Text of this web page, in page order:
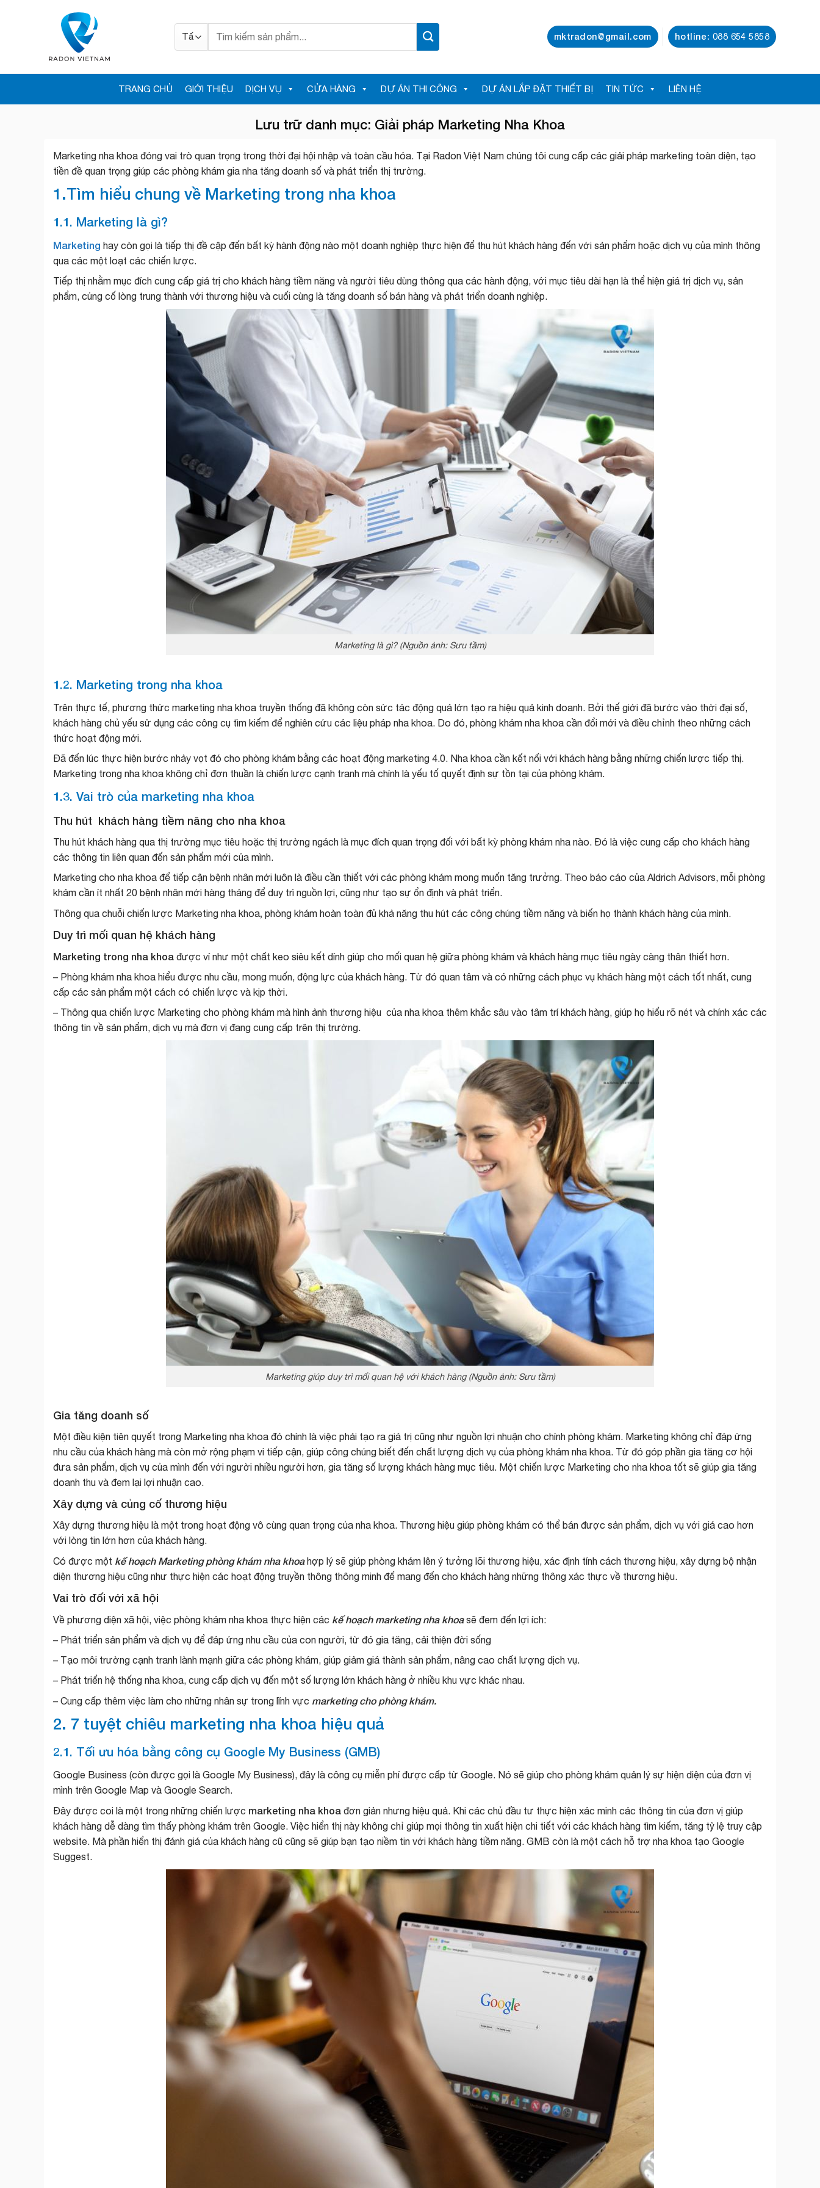
kiếm:
mktradon@gmail.com hotline: 088 654 5858
TRANG CHỦ GIỚI THIỆU DỊCH VỤ CỬA HÀNG DỰ ÁN THI CÔNG DỰ ÁN LẮP ĐẶT THIẾT BỊ TIN TỨC LIÊN HỆ
Lưu trữ danh mục: Giải pháp Marketing Nha Khoa
Marketing nha khoa đóng vai trò quan trọng trong thời đại hội nhập và toàn cầu hóa. Tại Radon Việt Nam chúng tôi cung cấp các giải pháp marketing toàn diện, tạo
tiền đề quan trọng giúp các phòng khám gia nha tăng doanh số và phát triển thị trường.
1.Tìm hiểu chung về Marketing trong nha khoa
1.1. Marketing là gì?
Marketing hay còn gọi là tiếp thị đề cập đến bất kỳ hành động nào một doanh nghiệp thực hiện để thu hút khách hàng đến với sản phẩm hoặc dịch vụ của mình thông
qua các một loạt các chiến lược.
Tiếp thị nhằm mục đích cung cấp giá trị cho khách hàng tiềm năng và người tiêu dùng thông qua các hành động, với mục tiêu dài hạn là thể hiện giá trị dịch vụ, sản
phẩm, củng cố lòng trung thành với thương hiệu và cuối cùng là tăng doanh số bán hàng và phát triển doanh nghiệp.
Marketing là gì? (Nguồn ảnh: Sưu tầm)
1.2. Marketing trong nha khoa
Trên thực tế, phương thức marketing nha khoa truyền thống đã không còn sức tác động quá lớn tạo ra hiệu quả kinh doanh. Bởi thế giới đã bước vào thời đại số,
khách hàng chủ yếu sử dụng các công cụ tìm kiếm để nghiên cứu các liệu pháp nha khoa. Do đó, phòng khám nha khoa cần đổi mới và điều chỉnh theo những cách
thức hoạt động mới.
Đã đến lúc thực hiện bước nhảy vọt đó cho phòng khám bằng các hoạt động marketing 4.0. Nha khoa cần kết nối với khách hàng bằng những chiến lược tiếp thị.
Marketing trong nha khoa không chỉ đơn thuần là chiến lược cạnh tranh mà chính là yếu tố quyết định sự tồn tại của phòng khám.
1.3. Vai trò của marketing nha khoa
Thu hút khách hàng tiềm năng cho nha khoa
Thu hút khách hàng qua thị trường mục tiêu hoặc thị trường ngách là mục đích quan trọng đối với bất kỳ phòng khám nha nào. Đó là việc cung cấp cho khách hàng
các thông tin liên quan đến sản phẩm mới của mình.
Marketing cho nha khoa để tiếp cận bệnh nhân mới luôn là điều cần thiết với các phòng khám mong muốn tăng trưởng. Theo báo cáo của Aldrich Advisors, mỗi phòng
khám cần ít nhất 20 bệnh nhân mới hàng tháng để duy trì nguồn lợi, cũng như tạo sự ổn định và phát triển.
Thông qua chuỗi chiến lược Marketing nha khoa, phòng khám hoàn toàn đủ khả năng thu hút các công chúng tiềm năng và biến họ thành khách hàng của mình.
Duy trì mối quan hệ khách hàng
Marketing trong nha khoa được ví như một chất keo siêu kết dính giúp cho mối quan hệ giữa phòng khám và khách hàng mục tiêu ngày càng thân thiết hơn.
– Phòng khám nha khoa hiểu được nhu cầu, mong muốn, động lực của khách hàng. Từ đó quan tâm và có những cách phục vụ khách hàng một cách tốt nhất, cung
cấp các sản phẩm một cách có chiến lược và kịp thời.
– Thông qua chiến lược Marketing cho phòng khám mà hình ảnh thương hiệu của nha khoa thêm khắc sâu vào tâm trí khách hàng, giúp họ hiểu rõ nét và chính xác các
thông tin về sản phẩm, dịch vụ mà đơn vị đang cung cấp trên thị trường.
Marketing giúp duy trì mối quan hệ với khách hàng (Nguồn ảnh: Sưu tầm)
Gia tăng doanh số
Một điều kiện tiên quyết trong Marketing nha khoa đó chính là việc phải tạo ra giá trị cũng như nguồn lợi nhuận cho chính phòng khám. Marketing không chỉ đáp ứng
nhu cầu của khách hàng mà còn mở rộng phạm vi tiếp cận, giúp công chúng biết đến chất lượng dịch vụ của phòng khám nha khoa. Từ đó góp phần gia tăng cơ hội
đưa sản phẩm, dịch vụ của mình đến với người nhiều người hơn, gia tăng số lượng khách hàng mục tiêu. Một chiến lược Marketing cho nha khoa tốt sẽ giúp gia tăng
doanh thu và đem lại lợi nhuận cao.
Xây dựng và củng cố thương hiệu
Xây dựng thương hiệu là một trong hoạt động vô cùng quan trọng của nha khoa. Thương hiệu giúp phòng khám có thể bán được sản phẩm, dịch vụ với giá cao hơn
với lòng tin lớn hơn của khách hàng.
Có được một kế hoạch Marketing phòng khám nha khoahợp lý sẽ giúp phòng khám lên ý tưởng lõi thương hiệu, xác định tính cách thương hiệu, xây dựng bộ nhận
diện thương hiệu cũng như thực hiện các hoạt động truyền thông thông minh để mang đến cho khách hàng những thông xác thực về thương hiệu.
Vai trò đối với xã hội
Về phương diện xã hội, việc phòng khám nha khoa thực hiện các kế hoạch marketing nha khoasẽ đem đến lợi ích:
– Phát triển sản phẩm và dịch vụ để đáp ứng nhu cầu của con người, từ đó gia tăng, cải thiện đời sống
– Tạo môi trường cạnh tranh lành mạnh giữa các phòng khám, giúp giảm giá thành sản phẩm, nâng cao chất lượng dịch vụ.
– Phát triển hệ thống nha khoa, cung cấp dịch vụ đến một số lượng lớn khách hàng ở nhiều khu vực khác nhau.
– Cung cấp thêm việc làm cho những nhân sự trong lĩnh vực marketing cho phòng khám.
2. 7 tuyệt chiêu marketing nha khoa hiệu quả
2.1. Tối ưu hóa bằng công cụ Google My Business (GMB)
Google Business (còn được gọi là Google My Business), đây là công cụ miễn phí được cấp từ Google. Nó sẽ giúp cho phòng khám quản lý sự hiện diện của đơn vị
mình trên Google Map và Google Search.
Đây được coi là một trong những chiến lược marketing nha khoa đơn giản nhưng hiệu quả. Khi các chủ đầu tư thực hiện xác minh các thông tin của đơn vị giúp
khách hàng dễ dàng tìm thấy phòng khám trên Google. Việc hiển thị này không chỉ giúp mọi thông tin xuất hiện chi tiết với các khách hàng tìm kiếm, tăng tỷ lệ truy cập
website. Mà phần hiển thị đánh giá của khách hàng cũ cũng sẽ giúp bạn tạo niềm tin với khách hàng tiềm năng. GMB còn là một cách hỗ trợ nha khoa tạo Google
Suggest.